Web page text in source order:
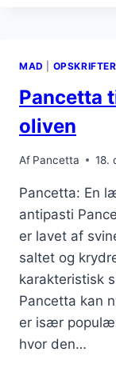
MAD OPSKRIFTER
Pancetta
oliven
Af Pancetta 18.
Pancetta: En
antipasti
er lavet af
saltet og
karakteristisk
Pancetta kan
er især
hvor den…